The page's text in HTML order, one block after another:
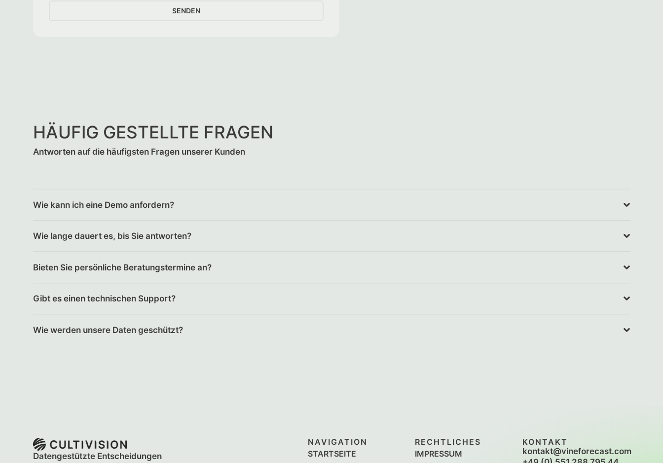
SENDEN
HÄUFIG GESTELLTE FRAGEN
Antworten auf die häufigsten Fragen unserer Kunden
Wie kann ich eine Demo anfordern?
Wie lange dauert es, bis Sie antworten?
Bieten Sie persönliche Beratungstermine an?
Gibt es einen technischen Support?
Wie werden unsere Daten geschützt?
Datengestützte Entscheidungen
NAVIGATION
STARTSEITE
RECHTLICHES
IMPRESSUM
KONTAKT
kontakt@vineforecast.com